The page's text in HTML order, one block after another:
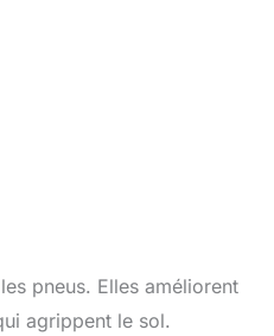
pneus. Elles améliorent
agrippent le sol.